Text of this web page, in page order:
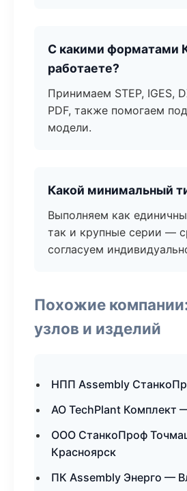
С какими форматами
работаете?
Принимаем STEP, IGES,
PDF, также помогаем
модели.
Какой минимальный
Выполняем как
так и крупные серии —
согласуем
Похожие
узлов и изделий
НПП Assembly
АО TechPlant Комплект
ООО СтанкоПроф
Красноярск
ПК Assembly Энерго —